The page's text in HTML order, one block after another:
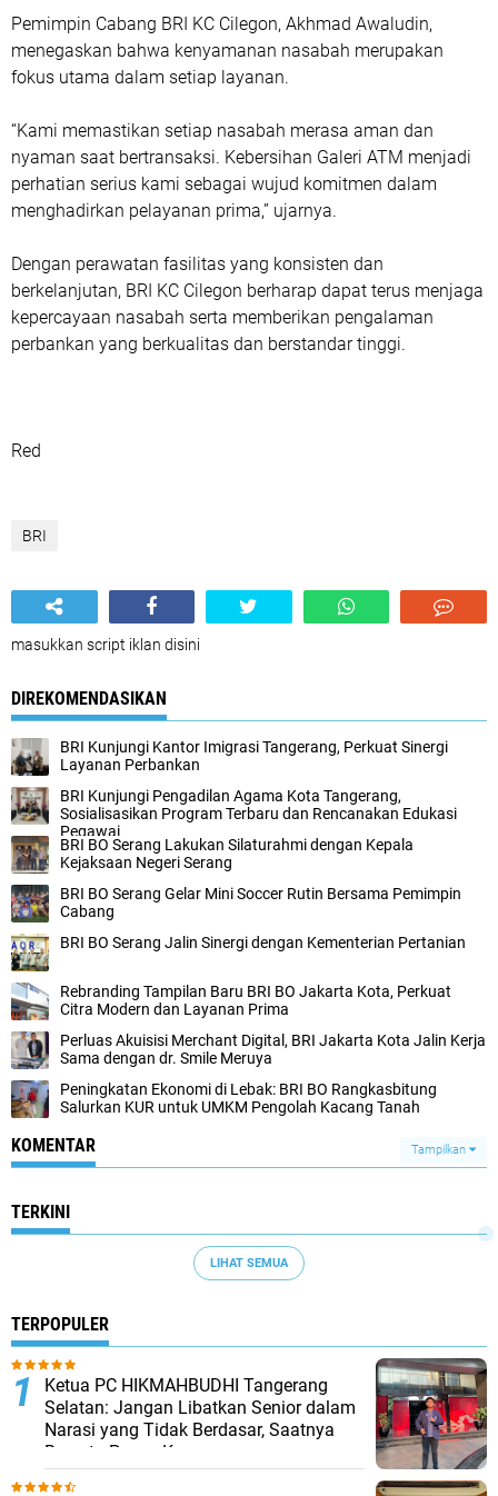
Pemimpin Cabang BRI KC Cilegon, Akhmad Awaludin,
menegaskan bahwa kenyamanan nasabah merupakan
fokus utama dalam setiap layanan.
“Kami memastikan setiap nasabah merasa aman dan
nyaman saat bertransaksi. Kebersihan Galeri ATM menjadi
perhatian serius kami sebagai wujud komitmen dalam
menghadirkan pelayanan prima,” ujarnya.
Dengan perawatan fasilitas yang konsisten dan
berkelanjutan, BRI KC Cilegon berharap dapat terus menjaga
kepercayaan nasabah serta memberikan pengalaman
perbankan yang berkualitas dan berstandar tinggi.
Red
BRI
masukkan script iklan disini
DIREKOMENDASIKAN
BRI Kunjungi Kantor Imigrasi Tangerang, Perkuat Sinergi
Layanan Perbankan
BRI Kunjungi Pengadilan Agama Kota Tangerang,
Sosialisasikan Program Terbaru dan Rencanakan Edukasi
Pegawai
BRI BO Serang Lakukan Silaturahmi dengan Kepala
Kejaksaan Negeri Serang
BRI BO Serang Gelar Mini Soccer Rutin Bersama Pemimpin
Cabang
BRI BO Serang Jalin Sinergi dengan Kementerian Pertanian
Rebranding Tampilan Baru BRI BO Jakarta Kota, Perkuat
Citra Modern dan Layanan Prima
Perluas Akuisisi Merchant Digital, BRI Jakarta Kota Jalin Kerja
Sama dengan dr. Smile Meruya
Peningkatan Ekonomi di Lebak: BRI BO Rangkasbitung
Salurkan KUR untuk UMKM Pengolah Kacang Tanah
KOMENTAR Tampilkan
TERKINI
LIHAT SEMUA
TERPOPULER
Ketua PC HIKMAHBUDHI Tangerang
Selatan: Jangan Libatkan Senior dalam
Narasi yang Tidak Berdasar, Saatnya
Bersatu Pasca Kongres